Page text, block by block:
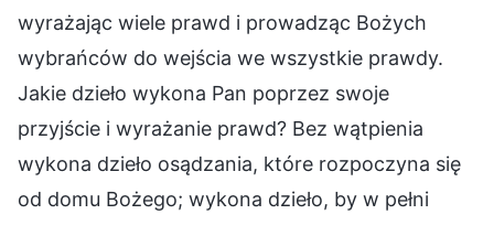
wyrażając wiele prawd i prowadząc Bożych
wybrańców do wejścia we wszystkie prawdy.
Jakie dzieło wykona Pan poprzez swoje
przyjście i wyrażanie prawd? Bez wątpienia
wykona dzieło osądzania, które rozpoczyna się
od domu Bożego; wykona dzieło, by w pełni